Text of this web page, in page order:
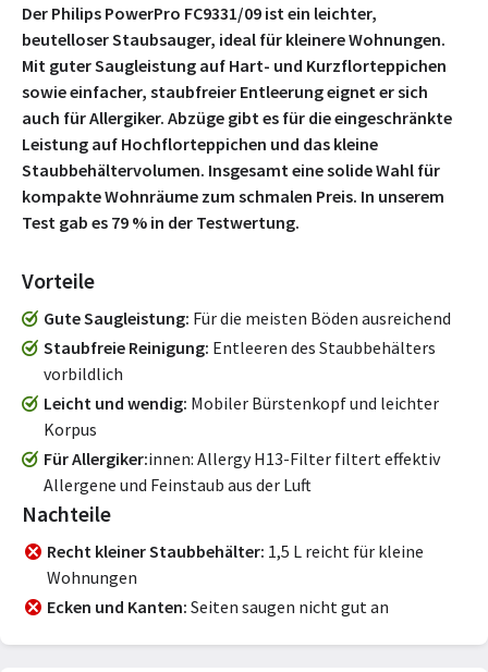
Der Philips PowerPro FC9331/09 ist ein leichter,
beutelloser Staubsauger, ideal für kleinere Wohnungen.
Mit guter Saugleistung auf Hart- und Kurzflorteppichen
sowie einfacher, staubfreier Entleerung eignet er sich
auch für Allergiker. Abzüge gibt es für die eingeschränkte
Leistung auf Hochflorteppichen und das kleine
Staubbehältervolumen. Insgesamt eine solide Wahl für
kompakte Wohnräume zum schmalen Preis. In unserem
Test gab es 79 % in der Testwertung.
Vorteile
Gute Saugleistung Für die meisten Böden ausreichend
Staubfreie Reinigung Entleeren des Staubbehälters
vorbildlich
Leicht und wendig Mobiler Bürstenkopf und leichter
Korpus
Für Allergiker innen: Allergy H13-Filter filtert effektiv
Allergene und Feinstaub aus der Luft
Nachteile
Recht kleiner Staubbehälter 1,5 L reicht für kleine
Wohnungen
Ecken und Kanten Seiten saugen nicht gut an